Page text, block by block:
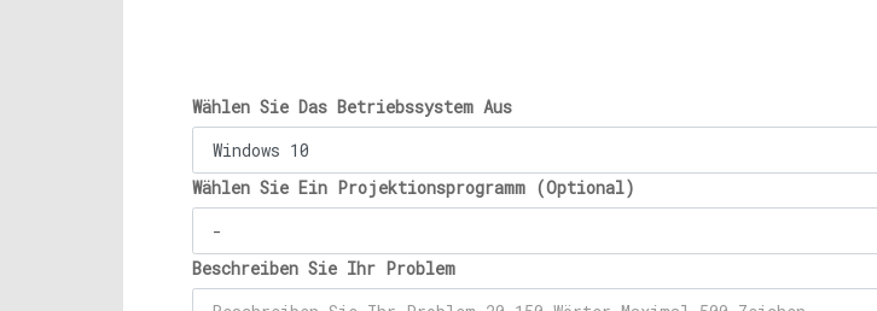
Wählen Sie Das Betriebssystem Aus
Wählen Sie Ein Projektionsprogramm (Optional)
Beschreiben Sie Ihr Problem